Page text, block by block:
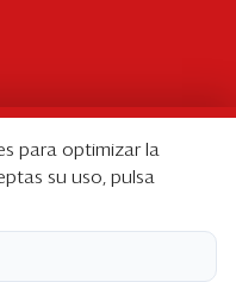
para optimizar la
su uso, pulsa